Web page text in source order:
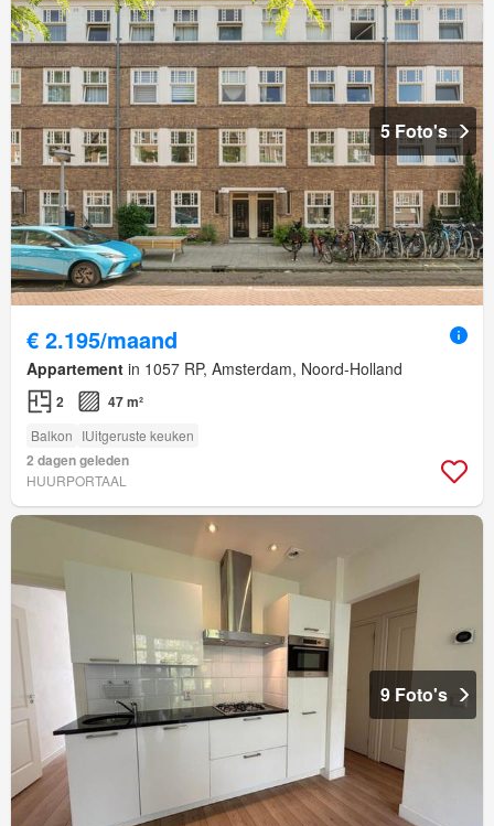
5 Foto's
€ 2.195/maand
Appartement in 1057 RP, Amsterdam, Noord-Holland
2 47 m²
Balkon IUitgeruste keuken
2 dagen geleden
HUURPORTAAL
9 Foto's